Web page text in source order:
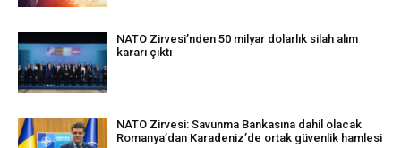
NATO Zirvesi’nden 50 milyar dolarlık silah alım
kararı çıktı
NATO Zirvesi: Savunma Bankasına dahil olacak
Romanya’dan Karadeniz’de ortak güvenlik hamlesi